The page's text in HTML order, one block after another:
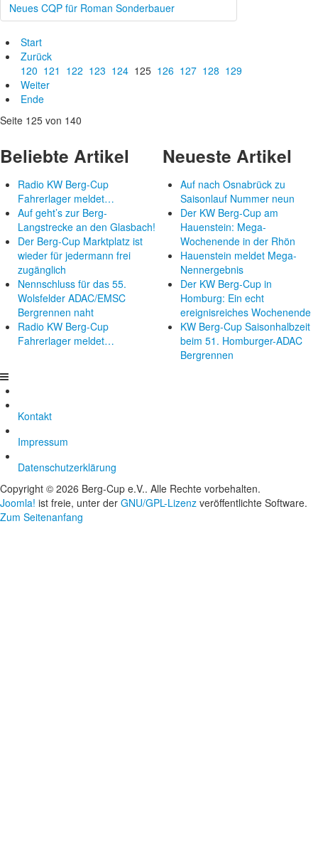
Neues CQP für Roman Sonderbauer
Start
Zurück
120 121 122 123 124 125 126 127 128 129
Weiter
Ende
Seite 125 von 140
Beliebte Artikel
Radio KW Berg-Cup
Fahrerlager meldet…
Auf geht’s zur Berg-
Langstrecke an den Glasbach!
Der Berg-Cup Marktplatz ist
wieder für jedermann frei
zugänglich
Nennschluss für das 55.
Wolsfelder ADAC/EMSC
Bergrennen naht
Radio KW Berg-Cup
Fahrerlager meldet…
Neueste Artikel
Auf nach Osnabrück zu
Saisonlauf Nummer neun
Der KW Berg-Cup am
Hauenstein: Mega-
Wochenende in der Rhön
Hauenstein meldet Mega-
Nennergebnis
Der KW Berg-Cup in
Homburg: Ein echt
ereignisreiches Wochenende
KW Berg-Cup Saisonhalbzeit
beim 51. Homburger-ADAC
Bergrennen
Kontakt
Impressum
Datenschutzerklärung
Copyright © 2026 Berg-Cup e.V.. Alle Rechte vorbehalten.
Joomla! ist freie, unter der GNU/GPL-Lizenz veröffentlichte Software.
Zum Seitenanfang